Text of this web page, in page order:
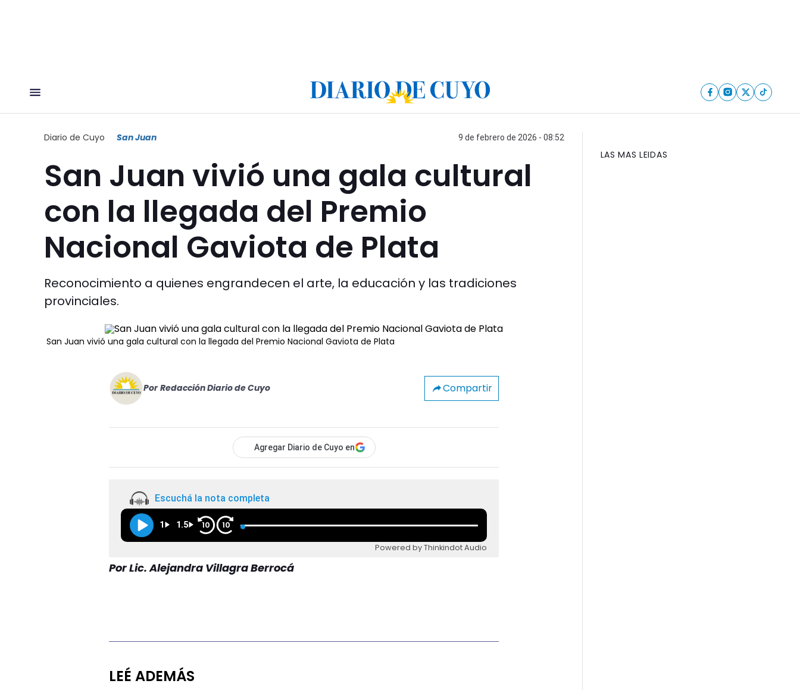
Diario de Cuyo San Juan 9 de febrero de 2026 - 08:52
San Juan vivió una gala cultural
con la llegada del Premio
Nacional Gaviota de Plata
Reconocimiento a quienes engrandecen el arte, la educación y las tradiciones
provinciales.
San Juan vivió una gala cultural con la llegada del Premio Nacional Gaviota de Plata
Por Redacción Diario de Cuyo Compartir
Agregar Diario de Cuyo en
Escuchá la nota completa
1 1.5 10 10
Powered by Thinkindot Audio
Por Lic. Alejandra Villagra Berrocá
LEÉ ADEMÁS
LAS MAS LEIDAS